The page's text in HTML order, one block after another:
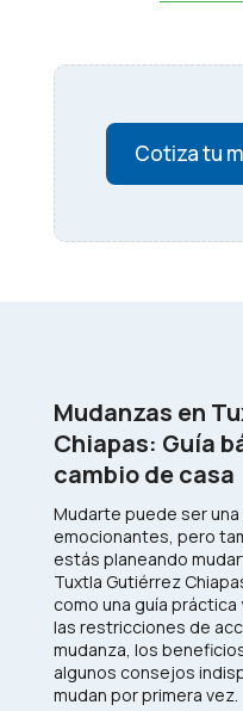
Cotiza tu
Mudanzas en
Chiapas: Guía
cambio de casa
Mudarte puede ser
emocionantes, pero
estás planeando
Tuxtla Gutiérrez
como una guía
las restricciones de
mudanza, los
algunos consejos
mudan por primera vez.